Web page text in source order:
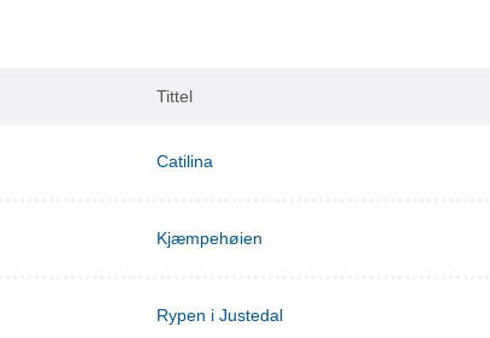
Tittel
Catilina
Kjæmpehøien
Rypen i Justedal